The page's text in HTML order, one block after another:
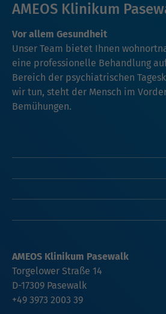
AMEOS Klinikum
Vor allem Gesundheit
Unser Team bietet Ihnen
eine professionelle Behandlung
Bereich der psychiatrischen
wir tun, steht der Mensch im
Bemühungen.
AMEOS Klinikum Pasewalk
Torgelower Straße 14
D-17309 Pasewalk
+49 3973 2003 39